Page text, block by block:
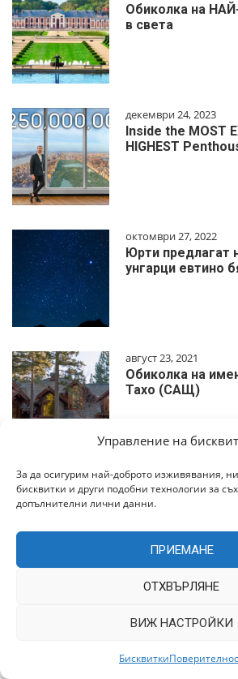
Управление на
За да осигурим най-доброто изживявания,
бисквитки и други подобни технологии за
допълнителни лични данни.
ПРИЕМАНЕ
ОТХВЪРЛЯНЕ
ВИЖ НАСТРОЙКИ
Бисквитки
Обиколка на
в света
декември 24, 2023
Inside the MOST
HIGHEST
октомври 27, 2022
Юрти предлагат
унгарци евтино
август 23, 2021
Обиколка на
Тахо (САЩ)
Анкети
Богомилите:
Времена
февруари 17, 2022
снимани филми,